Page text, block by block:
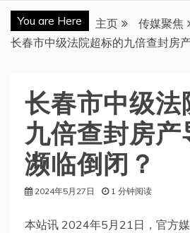
You are Here 主页
传媒聚焦
长春市中级法院超标的九倍查封房
长春市中级法
九倍查封房产
濒临倒闭？
2024年5月27日 1 分钟阅读
本站讯 2024年5月21日，官方